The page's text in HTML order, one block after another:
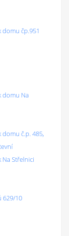
čp.951
domu Na
č.p. 485,
Střelnici
629/10